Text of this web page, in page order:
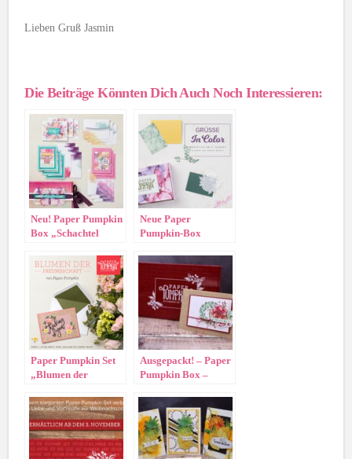
Lieben Gruß Jasmin
Die Beiträge Könnten Dich Auch Noch Interessieren:
Neu! Paper Pumpkin
Box „Schachtel
Neue Paper
Pumpkin-Box
Paper Pumpkin Set
„Blumen der
Ausgepackt! – Paper
Pumpkin Box –
Freude